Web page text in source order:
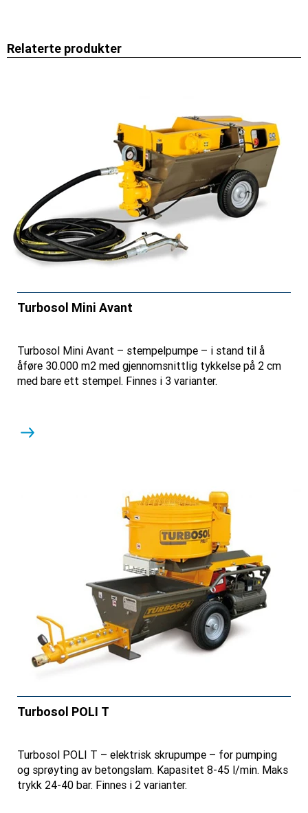
Relaterte produkter
Turbosol Mini Avant
Turbosol Mini Avant – stempelpumpe – i stand til å
åføre 30.000 m2 med gjennomsnittlig tykkelse på 2 cm
med bare ett stempel. Finnes i 3 varianter.
Turbosol POLI T
Turbosol POLI T – elektrisk skrupumpe – for pumping
og sprøyting av betongslam. Kapasitet 8-45 l/min. Maks
trykk 24-40 bar. Finnes i 2 varianter.